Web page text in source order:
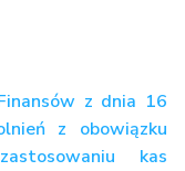
z dnia 16
z obowiązku
kas